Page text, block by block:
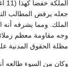
جعله يرفض المطالب
وجه مقاومة معظم
مظلة الحقوق المدنية
وكان من السوء طالعه